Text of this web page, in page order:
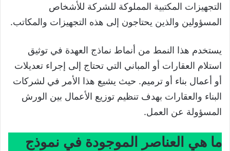
التجهيزات المكتبية المملوكة للشركة للأشخاص
المسؤولين والذين يحتاجون إلى هذه التجهيزات والمكاتب.
يستخدم هذا النمط من أنماط نماذج العهدة في توثيق
استلام العقارات أو المباني التي تحتاج إلى إجراء تعديلات
أو أعمال بناء أو ترميم. حيث يشيع هذا الأمر في لشركات
البناء والعقارات بهدف تنظيم توزيع الأعمال بين الورش
المسؤولة عن العمل.
ما هي العناصر الموجودة في نموذج